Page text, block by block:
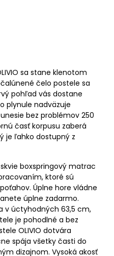
sa stane klenotom
čelo postele sa
pohľad vás dostane
plynule nadväzuje
bez problémov 250
časť korpusu zaberá
je ľahko dostupný z
boxspringový matrac
ktoré sú
Úplne hore vládne
úplne zadarmo.
v úctyhodných 63,5 cm,
je pohodlné a bez
OLIVIO dotvára
spája všetky časti do
dizajnom. Vysoká akosť